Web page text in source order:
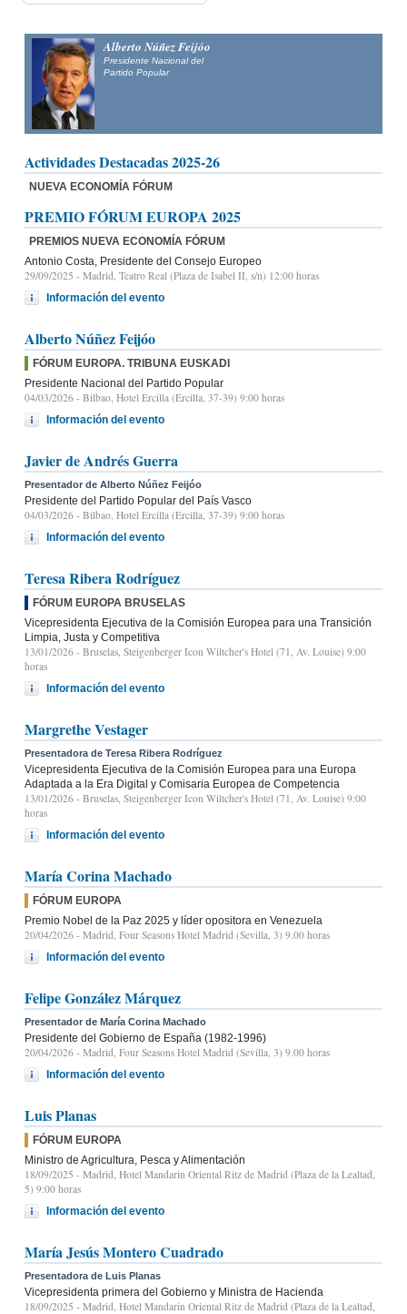
Alberto Núñez Feijóo
Presidente Nacional del
Partido Popular
Actividades Destacadas 2025-26
NUEVA ECONOMÍA FÓRUM
PREMIO FÓRUM EUROPA 2025
PREMIOS NUEVA ECONOMÍA FÓRUM
Antonio Costa, Presidente del Consejo Europeo
29/09/2025 - Madrid, Teatro Real (Plaza de Isabel II, s/n) 12:00 horas
Información del evento
Alberto Núñez Feijóo
FÓRUM EUROPA. TRIBUNA EUSKADI
Presidente Nacional del Partido Popular
04/03/2026 - Bilbao, Hotel Ercilla (Ercilla, 37-39) 9:00 horas
Información del evento
Javier de Andrés Guerra
Presentador de Alberto Núñez Feijóo
Presidente del Partido Popular del País Vasco
04/03/2026 - Bilbao, Hotel Ercilla (Ercilla, 37-39) 9:00 horas
Información del evento
Teresa Ribera Rodríguez
FÓRUM EUROPA BRUSELAS
Vicepresidenta Ejecutiva de la Comisión Europea para una Transición
Limpia, Justa y Competitiva
13/01/2026 - Bruselas, Steigenberger Icon Wiltcher's Hotel (71, Av. Louise) 9:00
horas
Información del evento
Margrethe Vestager
Presentadora de Teresa Ribera Rodríguez
Vicepresidenta Ejecutiva de la Comisión Europea para una Europa
Adaptada a la Era Digital y Comisaria Europea de Competencia
13/01/2026 - Bruselas, Steigenberger Icon Wiltcher's Hotel (71, Av. Louise) 9:00
horas
Información del evento
María Corina Machado
FÓRUM EUROPA
Premio Nobel de la Paz 2025 y líder opositora en Venezuela
20/04/2026 - Madrid, Four Seasons Hotel Madrid (Sevilla, 3) 9.00 horas
Información del evento
Felipe González Márquez
Presentador de María Corina Machado
Presidente del Gobierno de España (1982-1996)
20/04/2026 - Madrid, Four Seasons Hotel Madrid (Sevilla, 3) 9.00 horas
Información del evento
Luis Planas
FÓRUM EUROPA
Ministro de Agricultura, Pesca y Alimentación
18/09/2025 - Madrid, Hotel Mandarin Oriental Ritz de Madrid (Plaza de la Lealtad,
5) 9:00 horas
Información del evento
María Jesús Montero Cuadrado
Presentadora de Luis Planas
Vicepresidenta primera del Gobierno y Ministra de Hacienda
18/09/2025 - Madrid, Hotel Mandarin Oriental Ritz de Madrid (Plaza de la Lealtad,